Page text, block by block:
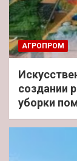
АГРОПРОМ
создании
уборки